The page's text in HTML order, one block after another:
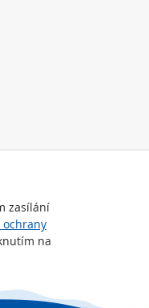
zasílání
ochrany
na